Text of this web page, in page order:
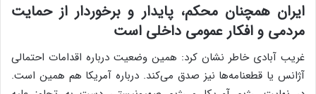
ایران همچنان محکم، پایدار و برخوردار از حمایت
مردمی و افکار عمومی داخلی است
غریب آبادی خاطر نشان کرد: همین وضعیت درباره اقدامات احتمالی
آژانس یا قطعنامه‌ها نیز صدق می‌کند. درباره آمریکا هم همین است.